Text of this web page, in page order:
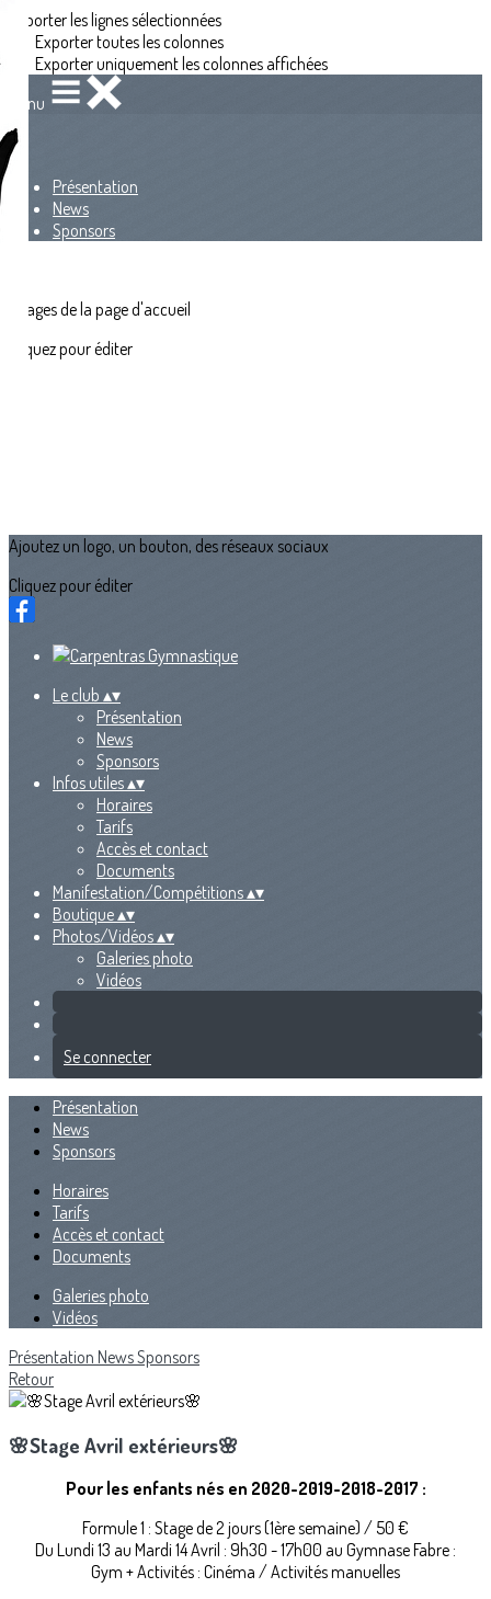
Exporter les lignes sélectionnées
Exporter toutes les colonnes
Exporter uniquement les colonnes affichées
Menu
<
>
Présentation
News
Sponsors
Images de la page d'accueil
Cliquez pour éditer
Ajoutez un logo, un bouton, des réseaux sociaux
Cliquez pour éditer
Le club ▴▾
Présentation
News
Sponsors
Infos utiles▴▾
Horaires
Tarifs
Accès et contact
Documents
Manifestation/Compétitions▴▾
Boutique▴▾
Photos/Vidéos▴▾
Galeries photo
Vidéos
Se connecter
Présentation
News
Sponsors
Horaires
Tarifs
Accès et contact
Documents
Galeries photo
Vidéos
Présentation NewsSponsors
Retour
🌸Stage Avril extérieurs🌸
Pour les enfants nés en 2020-2019-2018-2017 :
Formule 1 : Stage de 2 jours (1ère semaine) / 50 €
Du Lundi 13 au Mardi 14 Avril : 9h30 - 17h00 au Gymnase Fabre :
Gym + Activités : Cinéma / Activités manuelles